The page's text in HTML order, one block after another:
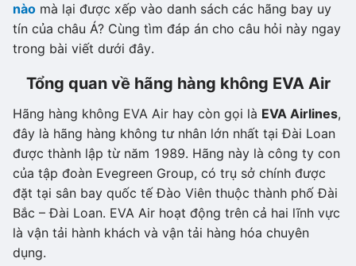
nào mà lại được xếp vào danh sách các hãng bay uy
tín của châu Á? Cùng tìm đáp án cho câu hỏi này ngay
trong bài viết dưới đây.
Tổng quan về hãng hàng không EVA Air
Hãng hàng không EVA Air hay còn gọi là EVA Airlines,
đây là hãng hàng không tư nhân lớn nhất tại Đài Loan
được thành lập từ năm 1989. Hãng này là công ty con
của tập đoàn Evegreen Group, có trụ sở chính được
đặt tại sân bay quốc tế Đào Viên thuộc thành phố Đài
Bắc – Đài Loan. EVA Air hoạt động trên cả hai lĩnh vực
là vận tải hành khách và vận tải hàng hóa chuyên
dụng.